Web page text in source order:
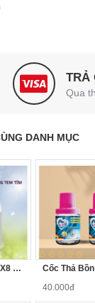
TRẢ
Qua
DANH MỤC
Nước Giặt Xả X8 TH 10kg Tem Tím
40.000đ